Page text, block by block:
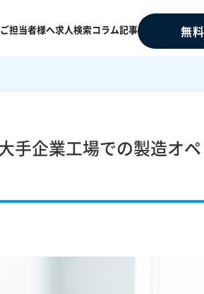
担当者様へ求人検索コラム記事 無
手企業工場での製造オ